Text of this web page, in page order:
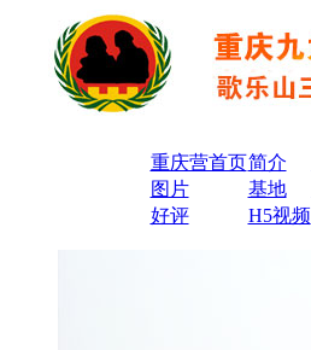
重庆营首页简介
图片
基地
好评
H5视频